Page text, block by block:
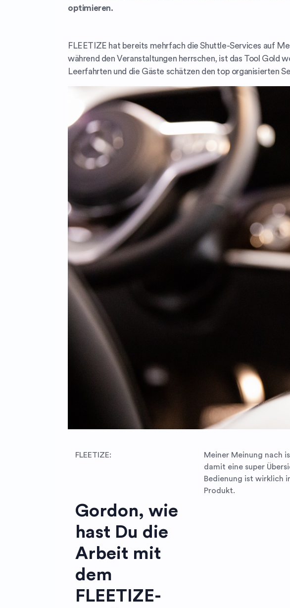
optimieren.
FLEETIZE hat bereits mehrfach die Shuttle-Services auf
während den Veranstaltungen herrschen, ist das Tool Gold
Leerfahrten und die Gäste schätzen den top organisierten
FLEETIZE:
Gordon, wie
hast Du die
Arbeit mit
dem
FLEETIZE-
Meiner Meinung nach
damit eine super
Bedienung ist wirklich
Produkt.